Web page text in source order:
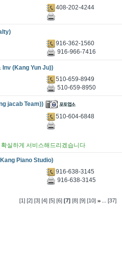
408-202-4244
916-362-1560
916-966-7416
Inv (Kang Yun Ju))
510-659-8949
510-659-8950
jacab Team))
510-604-6848
실하게 서비스해드리겠습니다
Piano Studio)
916-638-3145
916-638-3145
[1] [2] [3] [4] [5] [6] [7] [8] [9] [10] ...[37]